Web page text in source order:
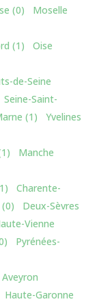
(0)
Moselle
(1)
Oise
de-Seine
Seine-Saint-
(1)
Yvelines
Manche
Charente-
Deux-Sèvres
Vienne
Pyrénées-
Aveyron
Haute-Garonne